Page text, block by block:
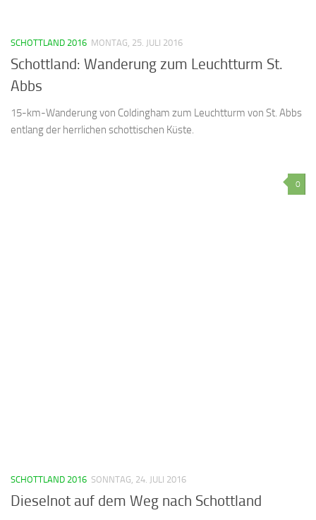
SCHOTTLAND 2016 MONTAG, 25. JULI 2016
Schottland: Wanderung zum Leuchtturm St.
Abbs
15-km-Wanderung von Coldingham zum Leuchtturm von St. Abbs
entlang der herrlichen schottischen Küste.
0
SCHOTTLAND 2016 SONNTAG, 24. JULI 2016
Dieselnot auf dem Weg nach Schottland